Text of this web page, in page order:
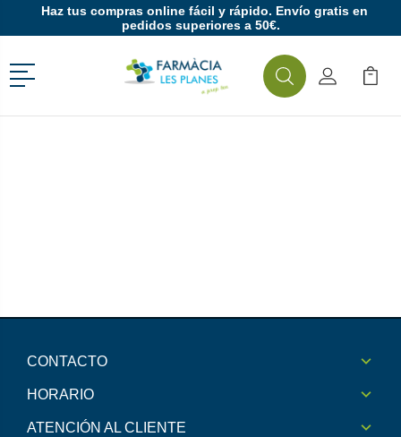
Haz tus compras online fácil y rápido. Envío gratis en
pedidos superiores a 50€.
Menú
BuscarMi Cuenta
Mi
CONTACTO
HORARIO
ATENCIÓN AL CLIENTE